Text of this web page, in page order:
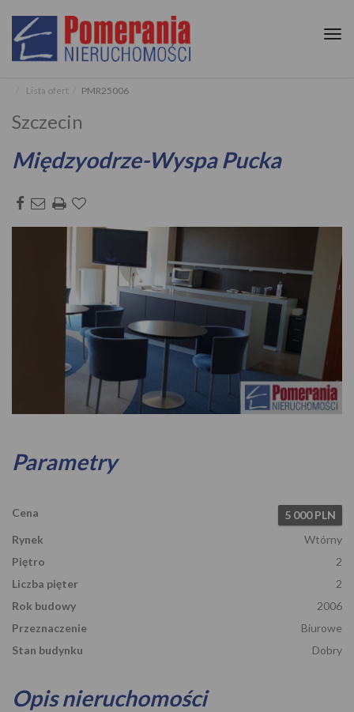
Lista ofert PMR25006
Szczecin
Międzyodrze-Wyspa Pucka
Zdjęcie 1
Parametry
Cena
5 000 PLN
Rynek
Wtórny
Piętro
2
Liczba pięter
2
Rok budowy
2006
Przeznaczenie
Biurowe
Stan budynku
Dobry
Opis nieruchomości